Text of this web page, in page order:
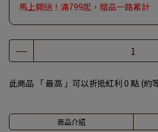
馬上開送！滿799起，贈品一路累計
此商品 「 最高 」可以折抵紅利 0 點 (約
商品介紹